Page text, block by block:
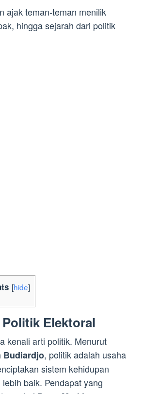
ajak teman-teman menilik
hingga sejarah dari politik
[hide]
Elektoral
kenali arti politik. Menurut
Budiardjo, politik adalah usaha
sistem kehidupan
baik. Pendapat yang